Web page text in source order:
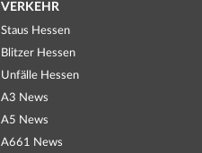
VERKEHR
Staus Hessen
Blitzer Hessen
Unfälle Hessen
A3 News
A5 News
A661 News